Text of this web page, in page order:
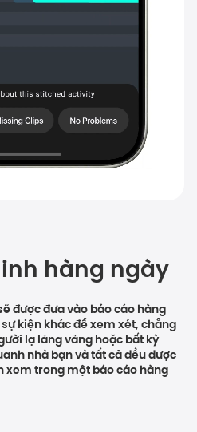
hàng ngày
được đưa vào báo cáo hàng
kiện khác để xem xét, chẳng
lạ lảng vảng hoặc bất kỳ
nhà bạn và tất cả đều được
xem trong một báo cáo hàng